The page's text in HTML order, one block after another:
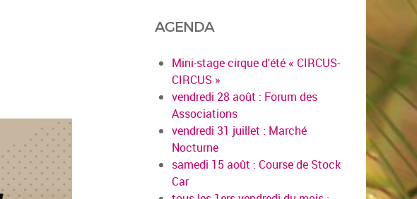
en savoir plus
AGENDA
Mini-stage cirque d'été « CIRCUS-
CIRCUS »
vendredi 28 août : Forum des
Associations
vendredi 31 juillet : Marché
Nocturne
samedi 15 août : Course de Stock
Car